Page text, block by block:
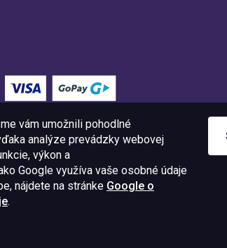
vám umožnili pohodlné
analýze prevádzky webovej
výkon a
Google využíva vaše osobné údaje
nájdete na stránke Google o
.